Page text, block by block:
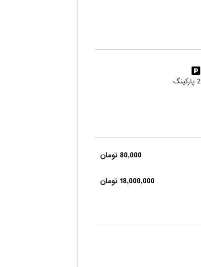
2 پارکینگ
80,000 تومان
18,000,000 تومان